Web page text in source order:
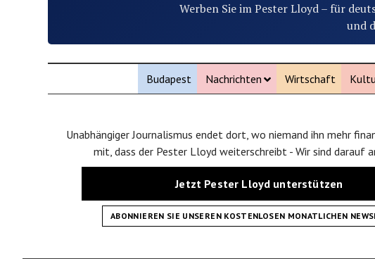
Werben Sie im Pester Lloyd – für
und
Budapest Nachrichten Wirtschaft
Unabhängiger Journalismus endet dort, wo niemand ihn mehr
mit, dass der Pester Lloyd weiterschreibt - Wir sind darauf
Jetzt Pester Lloyd unterstützen
ABONNIEREN SIE UNSEREN KOSTENLOSEN MONATLICHEN